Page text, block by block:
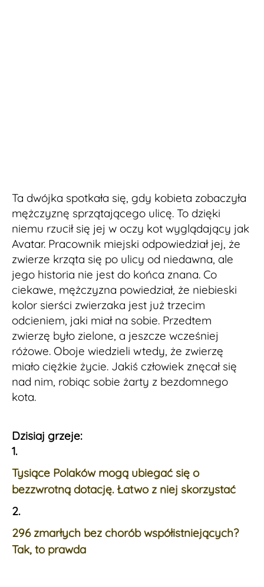
Ta dwójka spotkała się, gdy kobieta zobaczyła
mężczyznę sprzątającego ulicę. To dzięki
niemu rzucił się jej w oczy kot wyglądający jak
Avatar. Pracownik miejski odpowiedział jej, że
zwierze krząta się po ulicy od niedawna, ale
jego historia nie jest do końca znana. Co
ciekawe, mężczyzna powiedział, że niebieski
kolor sierści zwierzaka jest już trzecim
odcieniem, jaki miał na sobie. Przedtem
zwierzę było zielone, a jeszcze wcześniej
różowe. Oboje wiedzieli wtedy, że zwierzę
miało ciężkie życie. Jakiś człowiek znęcał się
nad nim, robiąc sobie żarty z bezdomnego
kota.
Dzisiaj grzeje:
1.
Tysiące Polaków mogą ubiegać się o
bezzwrotną dotację. Łatwo z niej skorzystać
2.
296 zmarłych bez chorób współistniejących?
Tak, to prawda